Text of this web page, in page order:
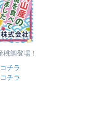
鯛登場！
チラ
チラ